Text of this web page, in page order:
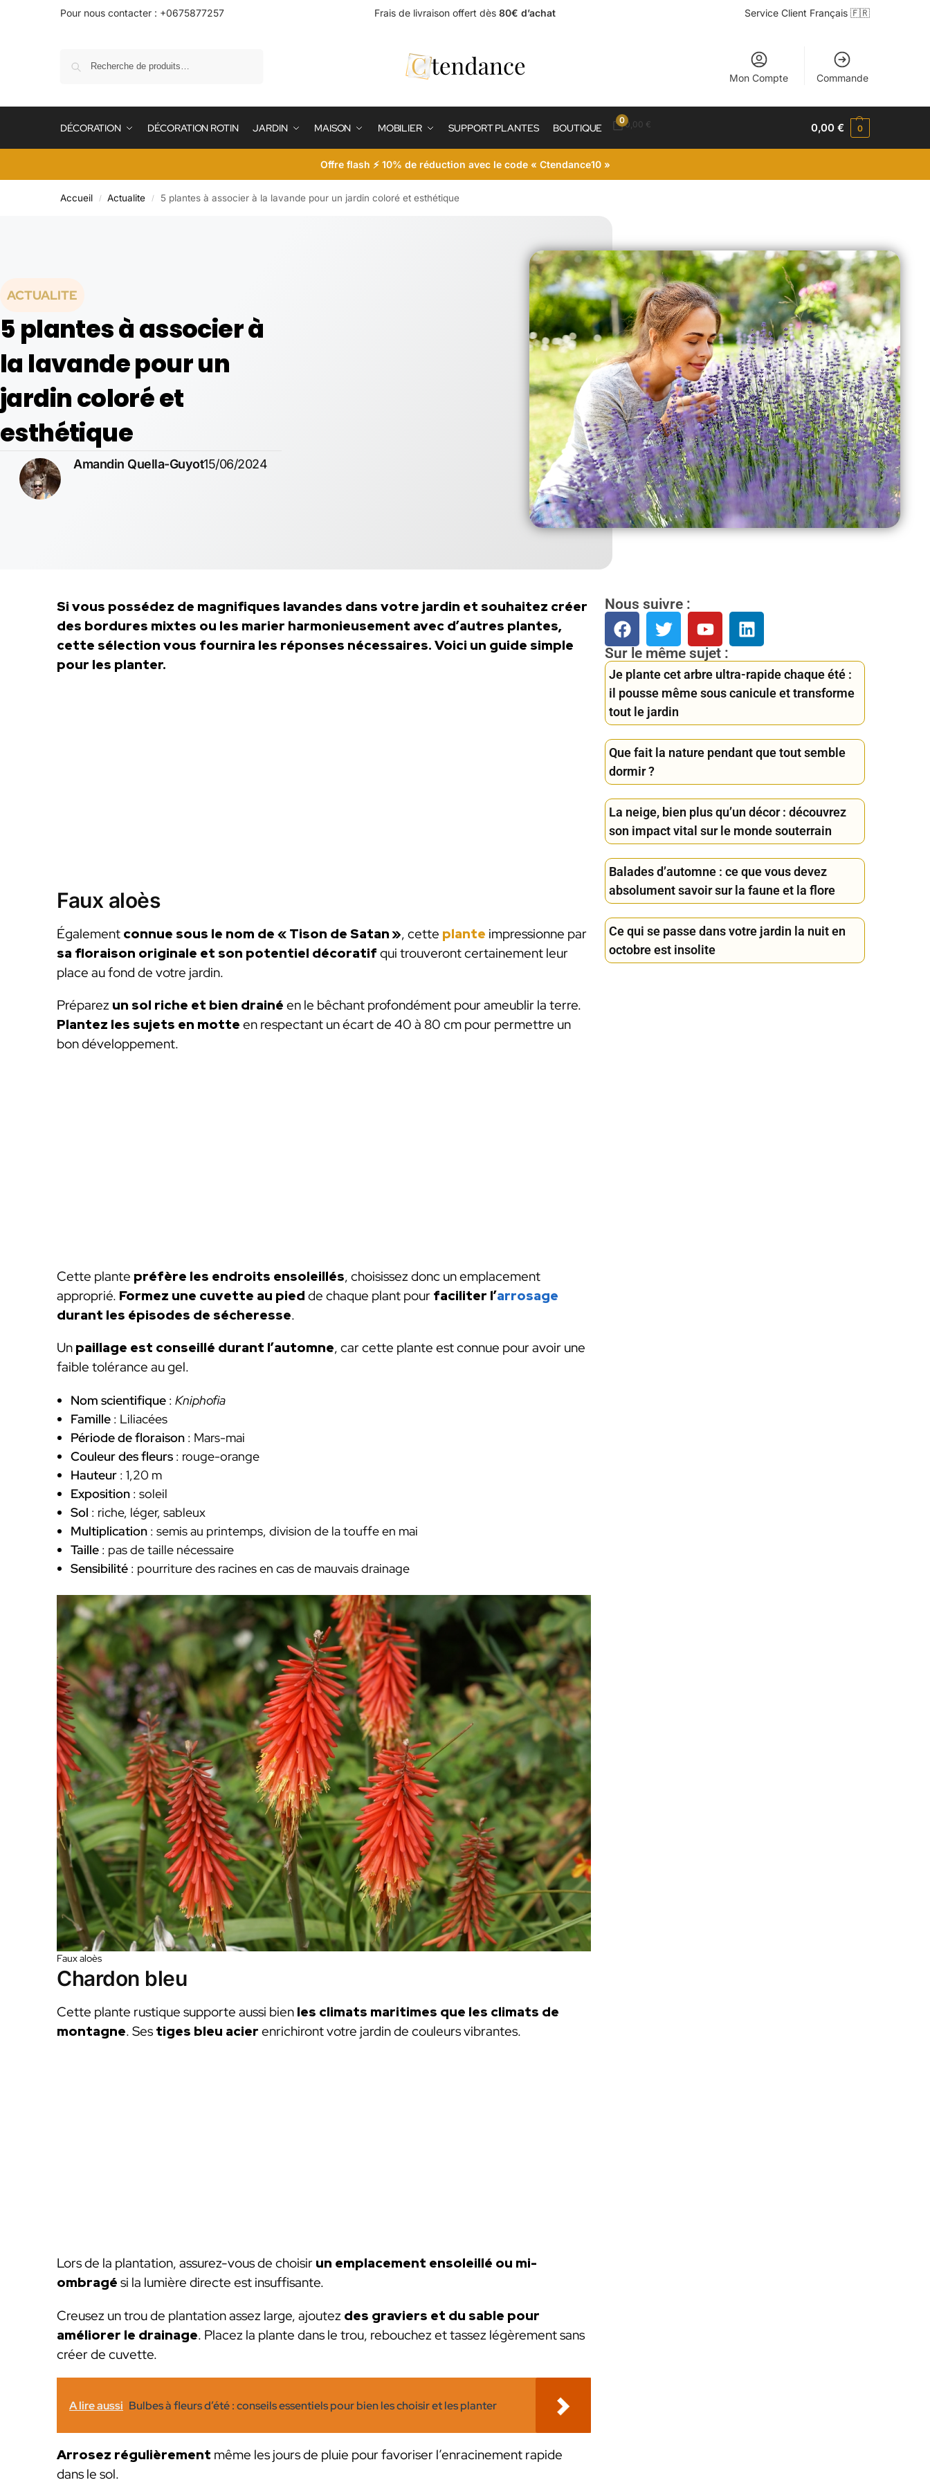
Pour nous contacter : +0675877257 Frais de livraison offert dès 80€ d’achat Service Client Français 🇫🇷
Mon Compte Commande
DÉCORATION DÉCORATION ROTIN JARDIN MAISON MOBILIER SUPPORT PLANTES BOUTIQUE
00,00 € 0,00€ 0
Offre flash ⚡ 10% de réduction avec le code « Ctendance10 »
Accueil / Actualite / 5 plantes à associer à la lavande pour un jardin coloré et esthétique
ACTUALITE
5 plantes à associer à
la lavande pour un
jardin coloré et
esthétique
Amandin Quella-Guyot15/06/2024
Si vous possédez de magnifiques lavandes dans votre jardin et souhaitez créer
des bordures mixtes ou les marier harmonieusement avec d’autres plantes,
cette sélection vous fournira les réponses nécessaires. Voici un guide simple
pour les planter.
Faux aloès
Également connue sous le nom de « Tison de Satan », cette plante impressionne par
sa floraison originale et son potentiel décoratif qui trouveront certainement leur
place au fond de votre jardin.
Préparez un sol riche et bien drainé en le bêchant profondément pour ameublir la terre.
Plantez les sujets en motte en respectant un écart de 40 à 80 cm pour permettre un
bon développement.
Cette plante préfère les endroits ensoleillés, choisissez donc un emplacement
approprié. Formez une cuvette au pied de chaque plant pour faciliter l’arrosage
durant les épisodes de sécheresse.
Un paillage est conseillé durant l’automne, car cette plante est connue pour avoir une
faible tolérance au gel.
Nom scientifique : Kniphofia
Famille : Liliacées
Période de floraison : Mars-mai
Couleur des fleurs : rouge-orange
Hauteur : 1,20 m
Exposition : soleil
Sol : riche, léger, sableux
Multiplication : semis au printemps, division de la touffe en mai
Taille : pas de taille nécessaire
Sensibilité : pourriture des racines en cas de mauvais drainage
Faux aloès
Chardon bleu
Cette plante rustique supporte aussi bien les climats maritimes que les climats de
montagne. Ses tiges bleu acier enrichiront votre jardin de couleurs vibrantes.
Lors de la plantation, assurez-vous de choisir un emplacement ensoleillé ou mi-
ombragé si la lumière directe est insuffisante.
Creusez un trou de plantation assez large, ajoutez des graviers et du sable pour
améliorer le drainage. Placez la plante dans le trou, rebouchez et tassez légèrement sans
créer de cuvette.
A lire aussi Bulbes à fleurs d’été : conseils essentiels pour bien les choisir et les planter
Arrosez régulièrement même les jours de pluie pour favoriser l’enracinement rapide
dans le sol.
Nous suivre :
Sur le même sujet :
Je plante cet arbre ultra-rapide chaque été :
il pousse même sous canicule et transforme
tout le jardin
Que fait la nature pendant que tout semble
dormir ?
La neige, bien plus qu’un décor : découvrez
son impact vital sur le monde souterrain
Balades d’automne : ce que vous devez
absolument savoir sur la faune et la flore
Ce qui se passe dans votre jardin la nuit en
octobre est insolite